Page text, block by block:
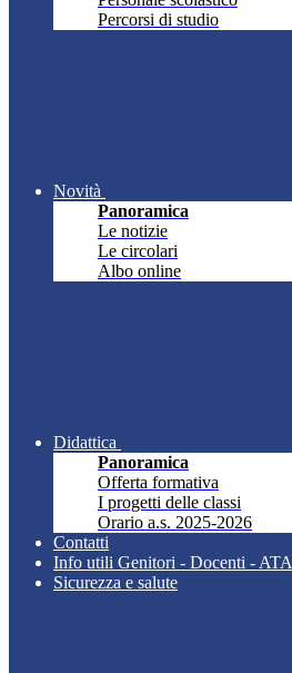
Percorsi di studio
Novità
Panoramica
Le notizie
Le circolari
Albo online
Didattica
Panoramica
Offerta formativa
I progetti delle classi
Orario a.s. 2025-2026
Contatti
Info utili Genitori - Docenti - ATA
Sicurezza e salute